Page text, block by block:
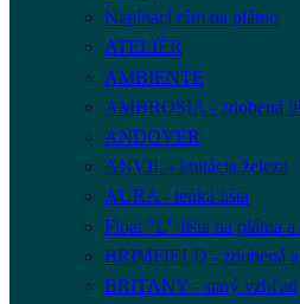
Napínací rám na plátno
ATELIÉR
AMBIENTE
AMBROSIA - zdobená
ANDOVER
ANVIL - imitácia železa
AURA - tenká lišta
Float "L" lišta na plátna a
BRIMFIELD - zdobená
BRITANY - starý vzhľad